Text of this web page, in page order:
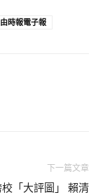
時報電子報
下一篇文章
「大評圖」 賴清